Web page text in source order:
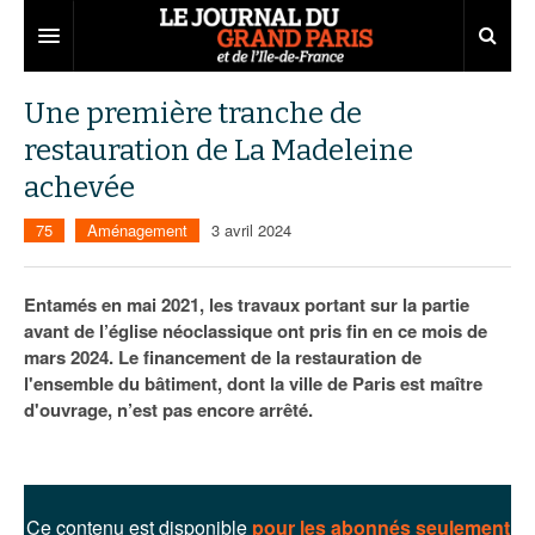
Territoires
Aménagement
Collectivités
Services urbains
Entreprises
Développement économique
Attractivité
Innovation
Marchés publics
Départements
77
78
92
Nominations
Portraits
Les Assises du Grand Paris
Éditions précédentes
Le podcast
Lire les résumés
Une première tranche de
restauration de La Madeleine
achevée
75 Aménagement 3 avril 2024
Entamés en mai 2021, les travaux portant sur la partie
avant de l’église néoclassique ont pris fin en ce mois de
mars 2024. Le financement de la restauration de
l'ensemble du bâtiment, dont la ville de Paris est maître
d'ouvrage, n’est pas encore arrêté.
Ce contenu est disponible pour les abonnés seulement